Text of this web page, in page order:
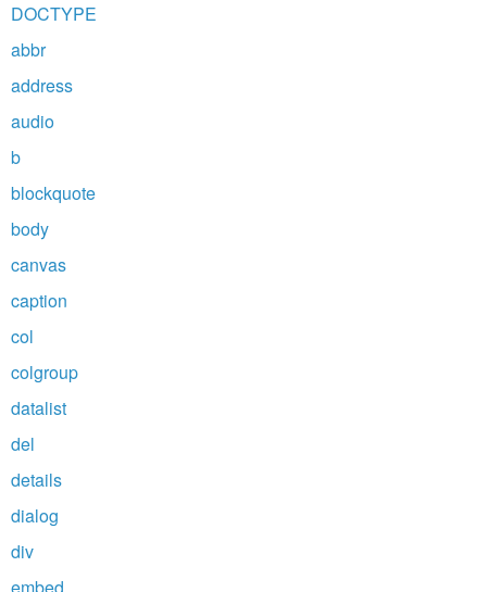
DOCTYPE
abbr
address
audio
b
blockquote
body
canvas
caption
col
colgroup
datalist
del
details
dialog
div